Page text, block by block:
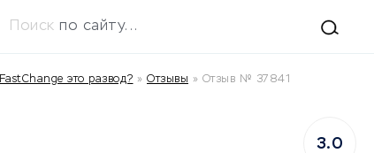
Поиск по сайту...
FastChange это развод? » Отзывы » Отзыв № 37841
3.0